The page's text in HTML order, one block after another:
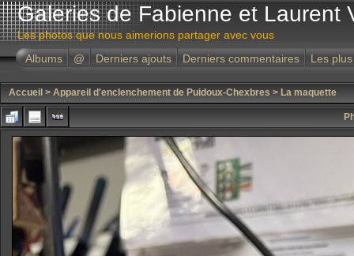
Galeries de Fabienne et Laurent
Les photos que nous aimerions partager avec vous
Albums
@ Derniers ajouts Derniers commentaires Les
Accueil > Appareil d'enclenchement de Puidoux-Chexbres > La maquette